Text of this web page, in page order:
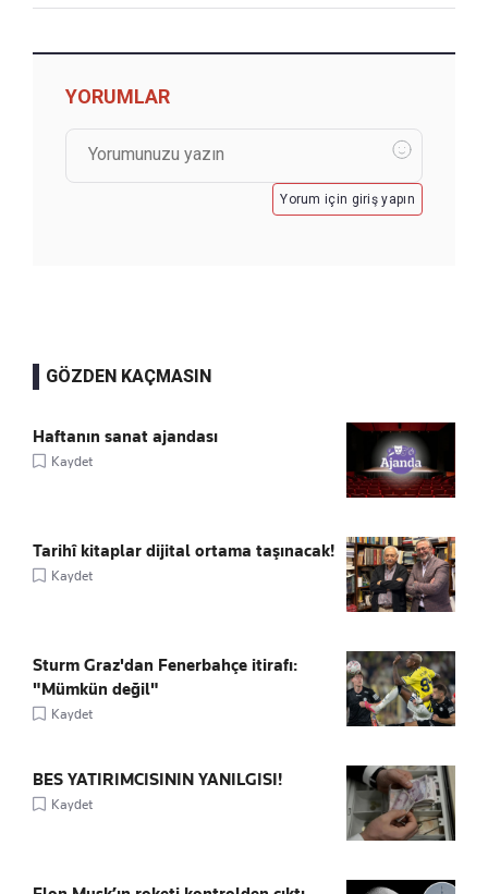
YORUMLAR
Yorum için giriş yapın
GÖZDEN KAÇMASIN
Haftanın sanat ajandası
Kaydet
Tarihî kitaplar dijital ortama taşınacak!
Kaydet
Sturm Graz'dan Fenerbahçe itirafı:
"Mümkün değil"
Kaydet
BES YATIRIMCISININ YANILGISI!
Kaydet